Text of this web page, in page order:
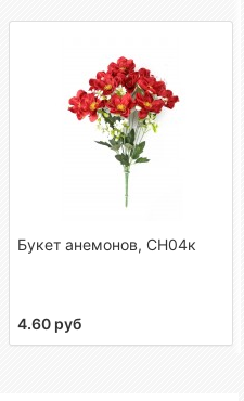
Букет анемонов, СН04к
4.60 руб